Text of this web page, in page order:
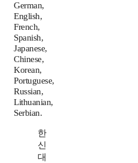
German,
English,
French,
Spanish,
Japanese,
Chinese,
Korean,
Portuguese,
Russian,
Lithuanian,
Serbian.
한
신
대